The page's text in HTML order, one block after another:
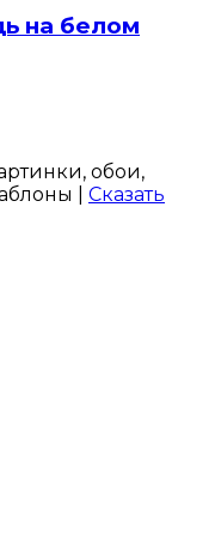
на белом
обои,
| Сказать